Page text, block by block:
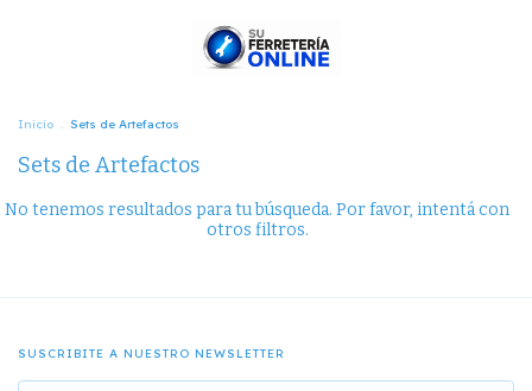
Inicio . Sets de Artefactos
Sets de Artefactos
No tenemos resultados para tu búsqueda. Por favor, intentá con
otros filtros.
SUSCRIBITE A NUESTRO NEWSLETTER